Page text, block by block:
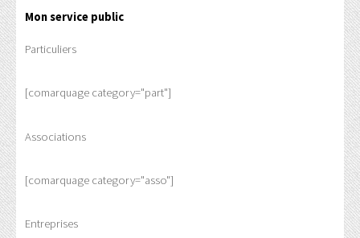
Mon service public
Particuliers
[comarquage category="part"]
Associations
[comarquage category="asso"]
Entreprises